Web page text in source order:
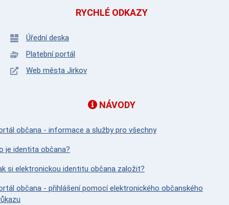
RYCHLÉ ODKAZY
Úřední deska
Platební portál
Web města Jirkov
NÁVODY
občana - informace a služby pro všechny
je identita občana?
si elektronickou identitu občana založit?
občana - přihlášení pomocí elektronického občanského